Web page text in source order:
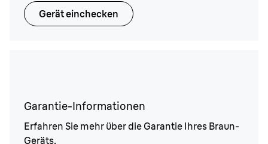
Gerät einchecken
Garantie-Informationen
Erfahren Sie mehr über die Garantie Ihres Braun-
Geräts.